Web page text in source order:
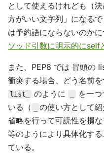
として使えるけれども（
方がいい文字列」になる
は予約語にならないのか
ソッド引数に明示的にself
また、PEP8 では 冒頭の
衝突する場合、どう名前
list_ のように
を一
いる（
の使い方として
省略を行って可読性を損
等のようにより具体化す
ている。